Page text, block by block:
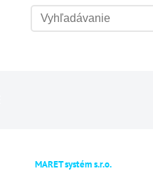
MARET systém s.r.o.